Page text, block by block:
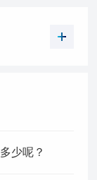
少呢？